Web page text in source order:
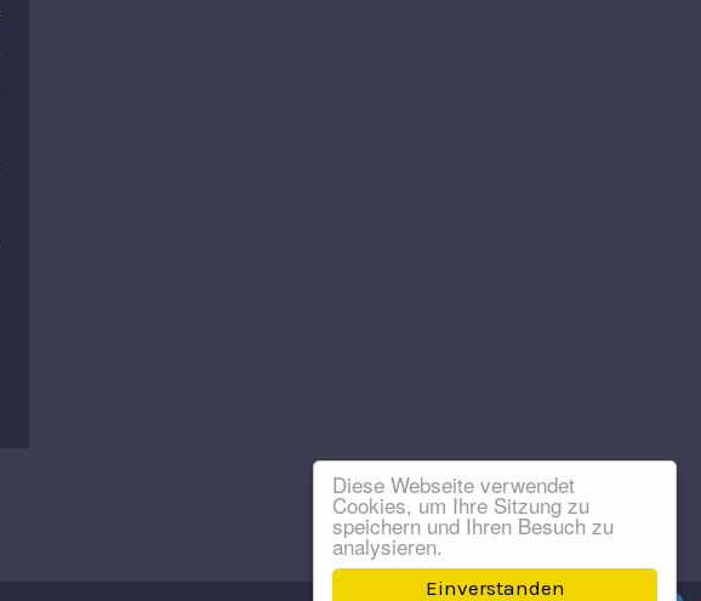
Einverstanden
Diese Webseite verwendet
Cookies, um Ihre Sitzung zu
speichern und Ihren Besuch zu
analysieren.